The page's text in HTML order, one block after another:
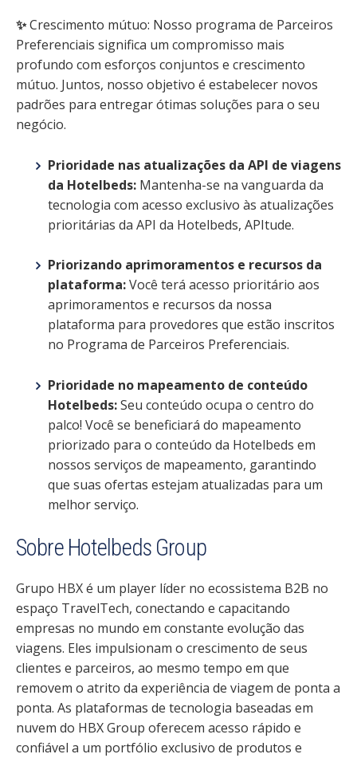
✨Crescimento mútuo: Nosso programa de Parceiros
Preferenciais significa um compromisso mais
profundo com esforços conjuntos e crescimento
mútuo. Juntos, nosso objetivo é estabelecer novos
padrões para entregar ótimas soluções para o seu
negócio.
Prioridade nas atualizações da API de viagens
da Hotelbeds: Mantenha-se na vanguarda da
tecnologia com acesso exclusivo às atualizações
prioritárias da API da Hotelbeds, APItude.
Priorizando aprimoramentos e recursos da
plataforma:Você terá acesso prioritário aos
aprimoramentos e recursos da nossa
plataforma para provedores que estão inscritos
no Programa de Parceiros Preferenciais.
Prioridade no mapeamento de conteúdo
Hotelbeds:Seu conteúdo ocupa o centro do
palco! Você se beneficiará do mapeamento
priorizado para o conteúdo da Hotelbeds em
nossos serviços de mapeamento, garantindo
que suas ofertas estejam atualizadas para um
melhor serviço.
Sobre Hotelbeds Group
Grupo HBX é um player líder no ecossistema B2B no
espaço TravelTech, conectando e capacitando
empresas no mundo em constante evolução das
viagens. Eles impulsionam o crescimento de seus
clientes e parceiros, ao mesmo tempo em que
removem o atrito da experiência de viagem de ponta a
ponta. As plataformas de tecnologia baseadas em
nuvem do HBX Group oferecem acesso rápido e
confiável a um portfólio exclusivo de produtos e